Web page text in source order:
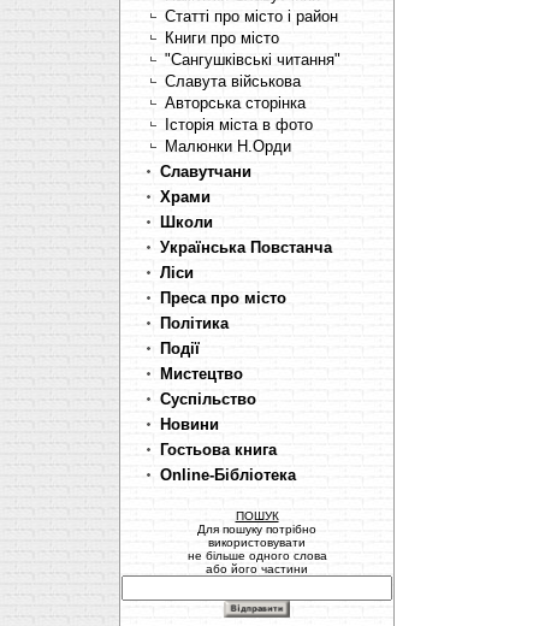
Статті про місто і район
Книги про місто
"Сангушківські читання"
Славута військова
Авторська сторінка
Історія міста в фото
Малюнки Н.Орди
Славутчани
Храми
Школи
Українська Повстанча
Ліси
Преса про місто
Політика
Події
Мистецтво
Суспільство
Новини
Гостьова книга
Online-Бібліотека
ПОШУК
Для пошуку потрібно
використовувати
не більше одного слова
або його частини